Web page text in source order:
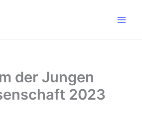
der Jungen
2023